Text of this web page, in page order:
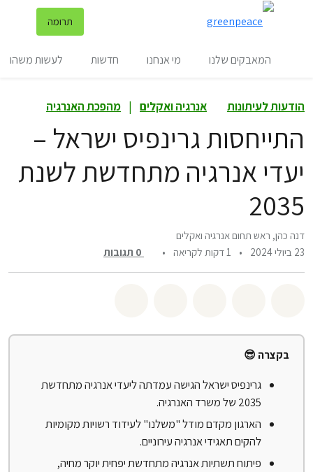
תרומה
המאבקים שלנו מי אנחנו חדשות לעשות משהו
הודעות לעיתונות אנרגיה ואקלים | מהפכת האנרגיה
התייחסות גרינפיס ישראל –
יעדי אנרגיה מתחדשת לשנת
2035
דנה כהן, ראש תחום אנרגיה ואקלים
23 ביולי 2024
• 1 דקות לקריאה •
0 תגובות
בקצרה 😎
גרינפיס ישראל הגישה עמדתה ליעדי אנרגיה מתחדשת
2035 של משרד האנרגיה.
הארגון מקדם מודל "משלנו" לעידוד רשויות מקומיות
להקים תאגידי אנרגיה עירוניים.
פיתוח תשתיות אנרגיה מתחדשת יפחית יוקר מחיה,